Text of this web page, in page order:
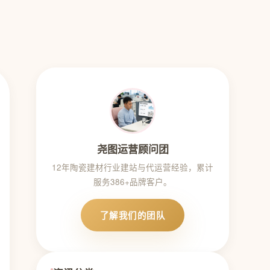
尧图运营顾问团
12年陶瓷建材行业建站与代运营经验，累计
服务386+品牌客户。
了解我们的团队